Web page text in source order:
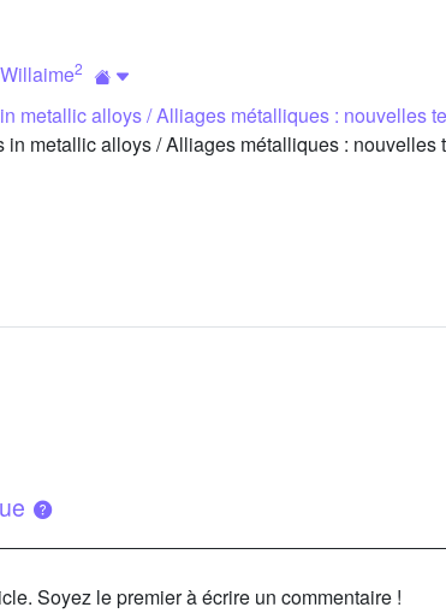
2
metallic alloys / Alliages métalliques : nouvelles
metallic alloys / Alliages métalliques : nouvelles
Soyez le premier à écrire un commentaire !